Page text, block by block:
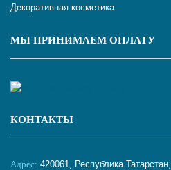
Декоративная косметика
МЫ ПРИНИМАЕМ ОПЛАТУ
КОНТАКТЫ
Адрес: 420061, Республика Татарстан,